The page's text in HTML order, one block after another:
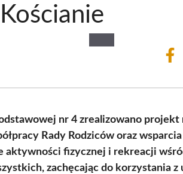
nr 4 zrealizowano
Rady Rodziców oraz
fizycznej i rekreacji
zachęcając do korzystania z